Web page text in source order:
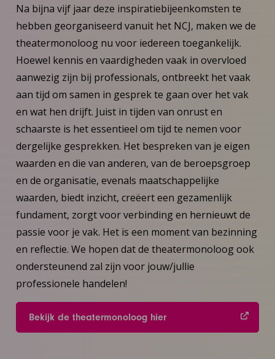
Na bijna vijf jaar deze inspiratiebijeenkomsten te
hebben georganiseerd vanuit het NCJ, maken we de
theatermonoloog nu voor iedereen toegankelijk.
Hoewel kennis en vaardigheden vaak in overvloed
aanwezig zijn bij professionals, ontbreekt het vaak
aan tijd om samen in gesprek te gaan over het vak
en wat hen drijft. Juist in tijden van onrust en
schaarste is het essentieel om tijd te nemen voor
dergelijke gesprekken. Het bespreken van je eigen
waarden en die van anderen, van de beroepsgroep
en de organisatie, evenals maatschappelijke
waarden, biedt inzicht, creëert een gezamenlijk
fundament, zorgt voor verbinding en hernieuwt de
passie voor je vak. Het is een moment van bezinning
en reflectie. We hopen dat de theatermonoloog ook
ondersteunend zal zijn voor jouw/jullie
professionele handelen!
Bekijk de theatermonoloog hier